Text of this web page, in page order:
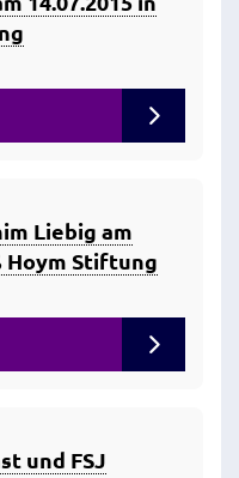
Liebig am
Hoym Stiftung
und FSJ